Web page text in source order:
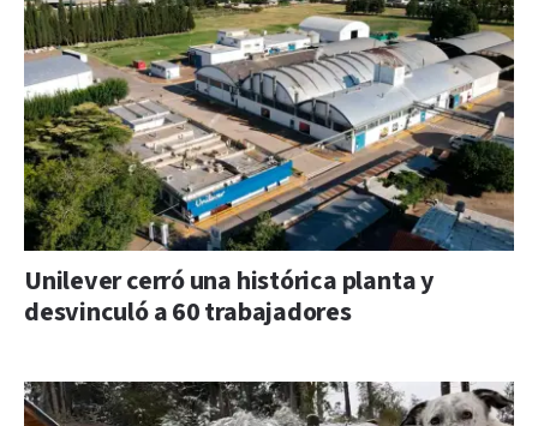
Unilever cerró una histórica planta y
desvinculó a 60 trabajadores